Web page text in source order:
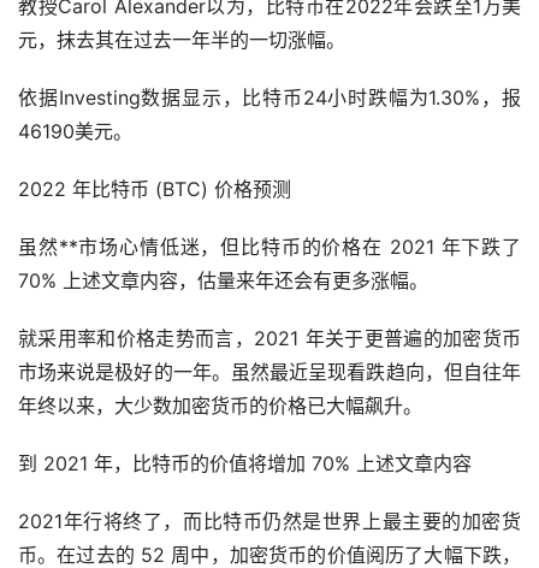
教授Carol Alexander以为，比特币在2022年会跌至1万美
元，抹去其在过去一年半的一切涨幅。
依据Investing数据显示，比特币24小时跌幅为1.30%，报
46190美元。
2022 年比特币 (BTC) 价格预测
虽然**市场心情低迷，但比特币的价格在 2021 年下跌了
70% 上述文章内容，估量来年还会有更多涨幅。
就采用率和价格走势而言，2021 年关于更普遍的加密货币
市场来说是极好的一年。虽然最近呈现看跌趋向，但自往年
年终以来，大少数加密货币的价格已大幅飙升。
到 2021 年，比特币的价值将增加 70% 上述文章内容
2021年行将终了，而比特币仍然是世界上最主要的加密货
币。在过去的 52 周中，加密货币的价值阅历了大幅下跌，